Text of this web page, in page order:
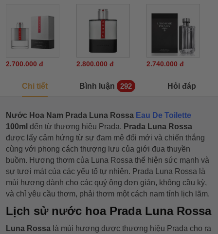
2.700.000 đ 2.800.000 đ 2.740.000 đ
Chi tiết Bình luận 292 Hỏi đáp
Nước Hoa Nam Prada Luna Rossa Eau De Toilette
100ml đến từ thương hiệu Prada. Prada Luna Rossa
được lấy cảm hứng từ sự đam mê đổi mới và chiến thắng
cùng với phong cách thượng lưu của giới đua thuyền
buồm. Hương thơm của Luna Rossa thể hiện sức mạnh và
sự tươi mát của các yếu tố tự nhiên. Prada Luna Rossa là
mùi hương dành cho các quý ông đơn giản, không cầu kỳ,
và chỉ yêu cầu thơm, phải thơm một cách nam tính lịch lãm.
Lịch sử nước hoa Prada Luna Rossa
Luna Rossa là mùi hương được thương hiệu Prada cho ra